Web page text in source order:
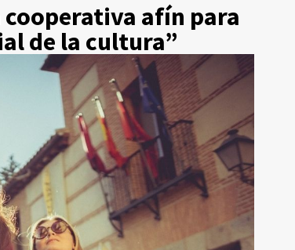
cooperativa afín para
de la cultura”